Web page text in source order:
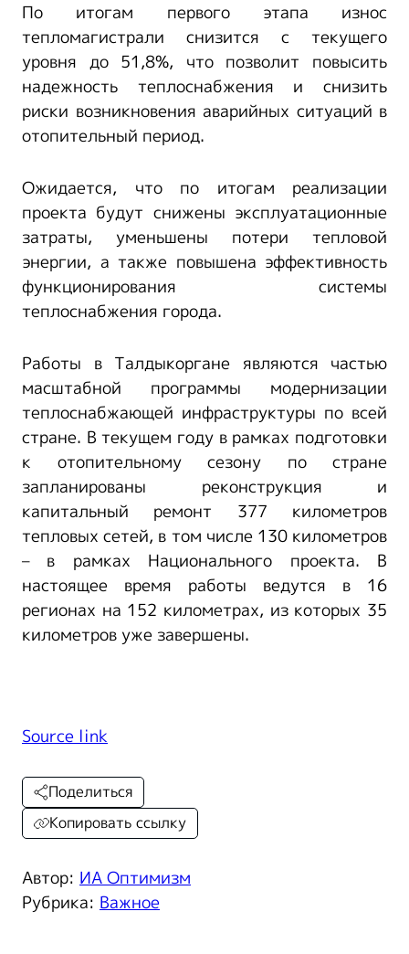
По итогам первого этапа износ
тепломагистрали снизится с текущего
уровня до 51,8%, что позволит повысить
надежность теплоснабжения и снизить
риски возникновения аварийных ситуаций в
отопительный период.
Ожидается, что по итогам реализации
проекта будут снижены эксплуатационные
затраты, уменьшены потери тепловой
энергии, а также повышена эффективность
функционирования системы
теплоснабжения города.
Работы в Талдыкоргане являются частью
масштабной программы модернизации
теплоснабжающей инфраструктуры по всей
стране. В текущем году в рамках подготовки
к отопительному сезону по стране
запланированы реконструкция и
капитальный ремонт 377 километров
тепловых сетей, в том числе 130 километров
– в рамках Национального проекта. В
настоящее время работы ведутся в 16
регионах на 152 километрах, из которых 35
километров уже завершены.
Source link
Автор: ИА Оптимизм
Рубрика: Важное
Поделиться
Копировать ссылку